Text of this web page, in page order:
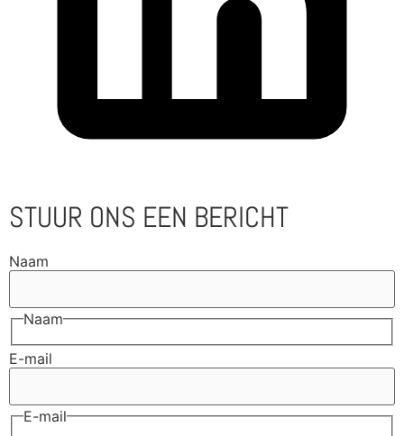
STUUR ONS EEN BERICHT
Naam
Naam
E-mail
E-mail